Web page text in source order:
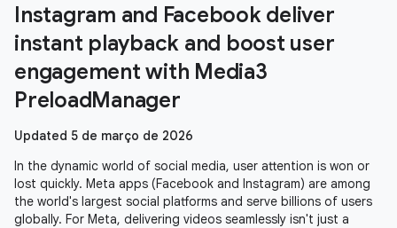
Instagram and Facebook deliver
instant playback and boost user
engagement with Media3
PreloadManager
Updated 5 de março de 2026
In the dynamic world of social media, user attention is won or
lost quickly. Meta apps (Facebook and Instagram) are among
the world's largest social platforms and serve billions of users
globally. For Meta, delivering videos seamlessly isn't just a